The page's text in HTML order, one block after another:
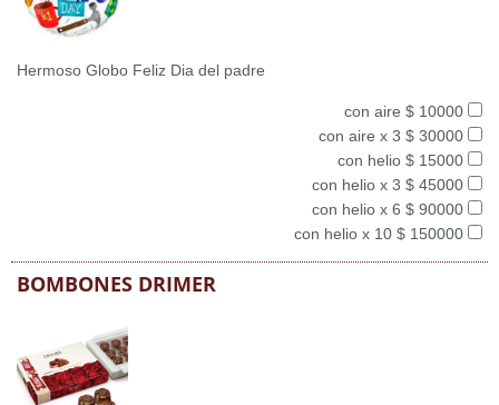
Hermoso Globo Feliz Dia del padre
con aire $ 10000
con aire x 3 $ 30000
con helio $ 15000
con helio x 3 $ 45000
con helio x 6 $ 90000
con helio x 10 $ 150000
BOMBONES DRIMER